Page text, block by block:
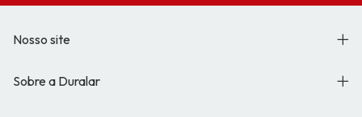
Nosso site
Sobre a Duralar